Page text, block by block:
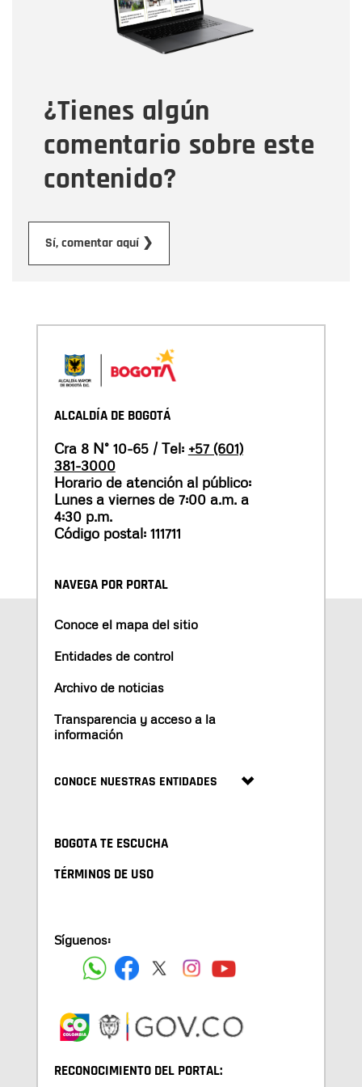
¿Tienes algún
comentario sobre este
contenido?
Sí, comentar aquí ❯
Tipo de comentario
Mensaje
ALCALDÍA DE BOGOTÁ
Cra 8 N° 10-65 / Tel: +57 (601)
381-3000
Horario de atención al público:
Lunes a viernes de 7:00 a.m. a
4:30 p.m.
Código postal: 111711
NAVEGA POR PORTAL
Conoce el mapa del sitio
Entidades de control
Archivo de noticias
Transparencia y acceso a la
información
CONOCE NUESTRAS ENTIDADES
BOGOTA TE ESCUCHA
TÉRMINOS DE USO
Síguenos:
RECONOCIMIENTO DEL PORTAL: